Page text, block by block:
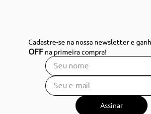
Cadastre-se na nossa newsletter e
OFF na primeira compra!
Assinar